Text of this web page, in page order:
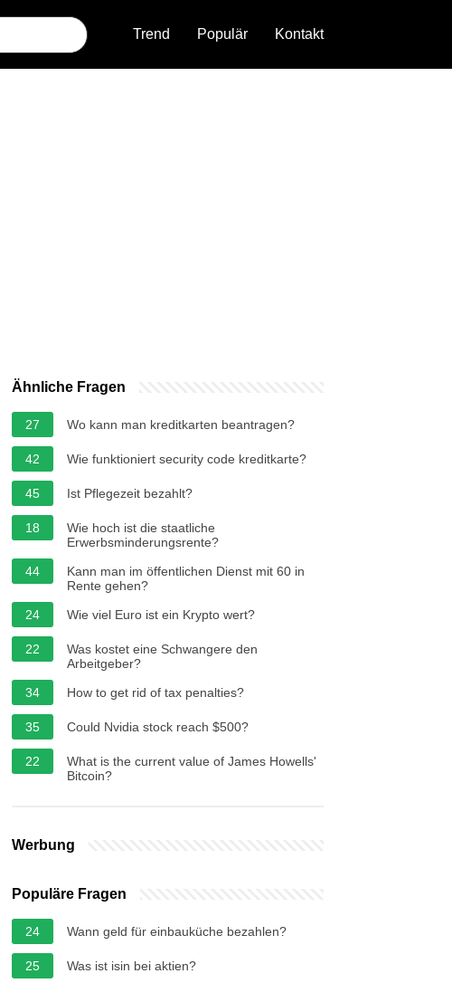
Trend Populär Kontakt
Ähnliche Fragen
27 Wo kann man kreditkarten beantragen?
42 Wie funktioniert security code kreditkarte?
45 Ist Pflegezeit bezahlt?
18
Wie hoch ist die staatliche
Erwerbsminderungsrente?
44
Kann man im öffentlichen Dienst mit 60 in
Rente gehen?
24
Wie viel Euro ist ein Krypto wert?
22
Was kostet eine Schwangere den
Arbeitgeber?
34
How to get rid of tax penalties?
35 Could Nvidia stock reach $500?
22
What is the current value of James Howells'
Bitcoin?
Werbung
Populäre Fragen
24 Wann geld für einbauküche bezahlen?
25 Was ist isin bei aktien?